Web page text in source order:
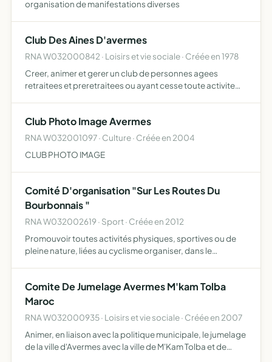
organisation de manifestations diverses
Club Des Aines D'avermes
RNA W032000842 · Loisirs et vie sociale · Créée en 1978
Creer, animer et gerer un club de personnes agees
retraitees et preretraitees ou ayant cesse toute activite
Club Photo Image Avermes
RNA W032001097 · Culture · Créée en 2004
CLUB PHOTO IMAGE
Comité D'organisation "Sur Les Routes Du
Bourbonnais "
RNA W032002619 · Sport · Créée en 2012
Promouvoir toutes activités physiques, sportives ou de
pleine nature, liées au cyclisme organiser, dans le
Comite De Jumelage Avermes M'kam Tolba
Maroc
RNA W032000935 · Loisirs et vie sociale · Créée en 2007
Animer, en liaison avec la politique municipale, le jumelage
de la ville d'Avermes avec la ville de M'Kam Tolba et de